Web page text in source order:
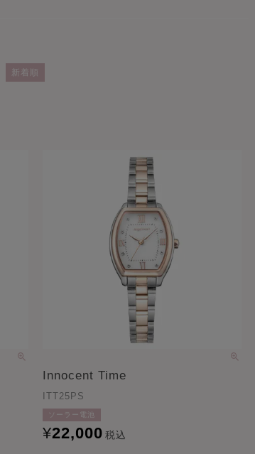
新着順
Innocent Time
ITT25PS
ソーラー電池
¥22,000 税込